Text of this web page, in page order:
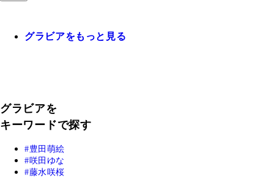
グラビアをもっと見る
グラビアを
キーワードで探す
豊田萌絵
咲田ゆな
藤水咲桜